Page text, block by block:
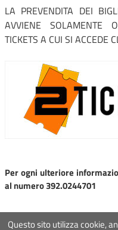
LA PREVENDITA DEI
AVVIENE SOLAMENTE
TICKETS A CUI SI ACCEDE
Per ogni ulteriore
al numero 392.0244701
Questo sito utilizza cookie,